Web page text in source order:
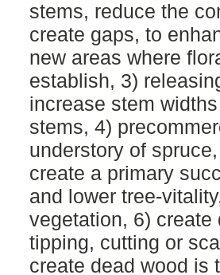
stems, reduce the
create gaps, to
new areas where
establish, 3)
increase stem
stems, 4)
understory of
create a primary
and lower tree-
vegetation, 6)
tipping, cutting or
create dead wood is